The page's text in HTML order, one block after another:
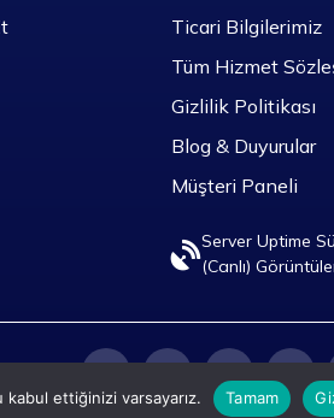
Ticari Bilgilerimiz
Tüm Hizmet
Gizlilik Politikası
Blog & Duyurular
Müşteri Paneli
Server Uptime
(Canlı)
ettiğinizi varsayarız. Tamam